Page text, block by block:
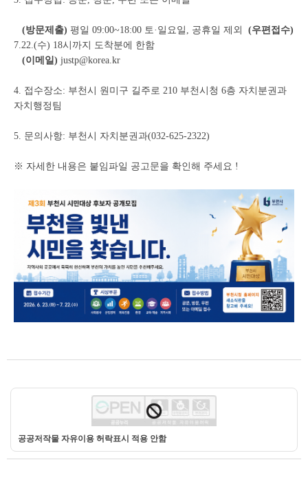
(방문제출) 평일 09:00~18:00 토·일요일, 공휴일 제외 (우편접수)
7.22.(수) 18시까지 도착분에 한함
(이메일) justp@korea.kr
4. 접수장소: 부천시 원미구 길주로 210 부천시청 6층 자치분권과
자치행정팀
5. 문의사항: 부천시 자치분권과(032-625-2322)
※ 자세한 내용은 붙임파일 공고문을 확인해 주세요 !
공공저작물 자유이용 허락표시 적용 안함